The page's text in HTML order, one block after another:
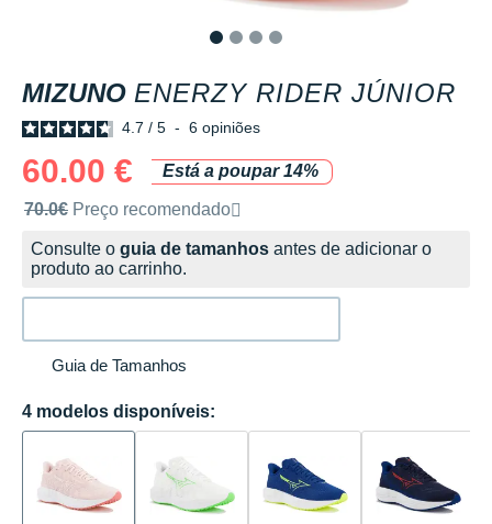
MIZUNO ENERZY RIDER JÚNIOR
4.7 / 5 - 6 opiniões
60.00 €
Está a poupar 14%
Preço de venda recomendado pela marca
70.0€ Preço recomendado
Consulte o guia de tamanhos antes de adicionar o
produto ao carrinho.
Guia de Tamanhos
4 modelos disponíveis: